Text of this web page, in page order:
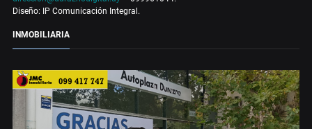
Diseño: IP Comunicación Integral.
INMOBILIARIA